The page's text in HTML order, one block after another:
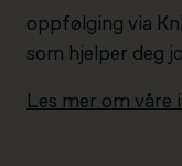
oppfølging via
som hjelper deg
Les mer om våre